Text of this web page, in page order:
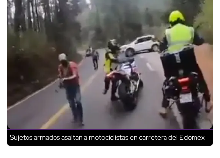
Sujetos armados asaltan a motociclistas en carretera del Edomex